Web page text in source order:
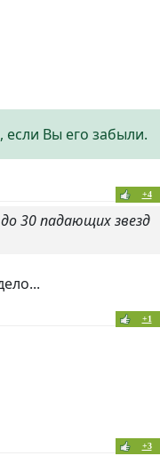
если Вы его забыли.
+4
30 падающих звезд
+1
+3